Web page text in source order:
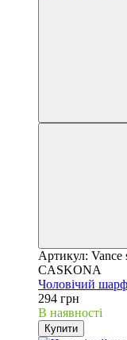
Артикул: Vance
CASKONA
Чоловічий
294 грн
В наявності
Купити